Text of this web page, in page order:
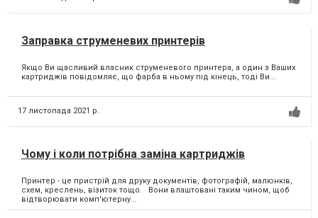
Заправка струменевих принтерів
Якщо Ви щасливий власник струменевого принтера, а один з Ваших
картриджів повідомляє, що фарба в ньому під кінець, тоді Ви...
17 листопада 2021 р.
Чому і коли потрібна заміна картриджів
Принтер - це пристрій для друку документів, фотографій, малюнків,
схем, креслень, візиток тощо. Вони влаштовані таким чином, щоб
відтворювати комп'ютерну...